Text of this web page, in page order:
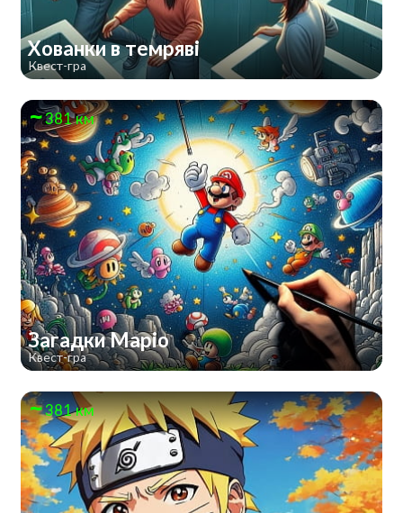
Хованки в темряві
Квест-гра
381 км
Загадки Маріо
Квест-гра
381 км